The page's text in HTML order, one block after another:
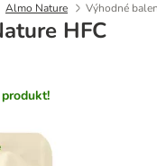
Almo Nature Výhodné
HFC